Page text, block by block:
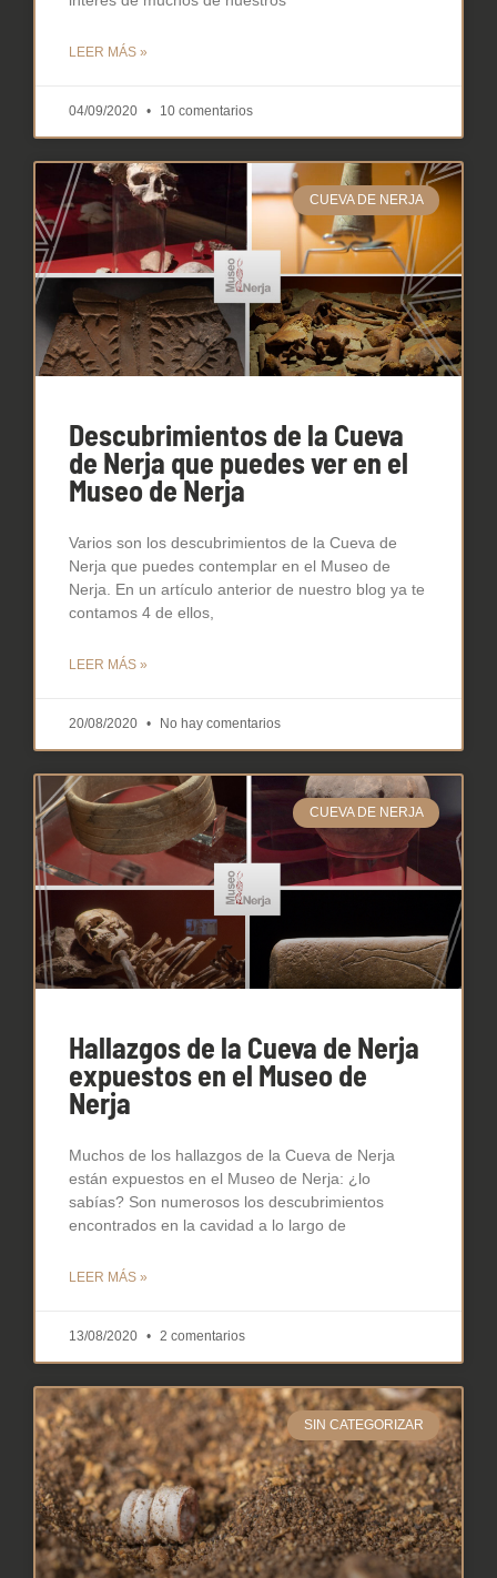
LEER MÁS »
04/09/2020 10 comentarios
CUEVA DE NERJA
Descubrimientos de la Cueva
de Nerja que puedes ver en el
Museo de Nerja
Varios son los descubrimientos de la Cueva de
Nerja que puedes contemplar en el Museo de
Nerja. En un artículo anterior de nuestro blog ya te
contamos 4 de ellos,
LEER MÁS »
20/08/2020 No hay comentarios
CUEVA DE NERJA
Hallazgos de la Cueva de Nerja
expuestos en el Museo de
Nerja
Muchos de los hallazgos de la Cueva de Nerja
están expuestos en el Museo de Nerja: ¿lo
sabías? Son numerosos los descubrimientos
encontrados en la cavidad a lo largo de
LEER MÁS »
13/08/2020 2 comentarios
SIN CATEGORIZAR